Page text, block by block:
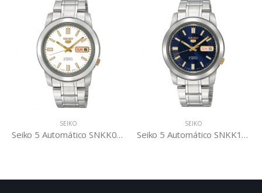
Seiko 5 Automático SNKK07K1 Seiko 5 Automático SNKK11K1